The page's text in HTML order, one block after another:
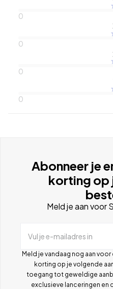
0
0
0
0
Abonneer je
korting op
Meld je aan voor
Vul je e-mailadres in
Meld je vandaag nog aan
korting op je volgende
toegang tot geweldige
exclusieve lanceringen en